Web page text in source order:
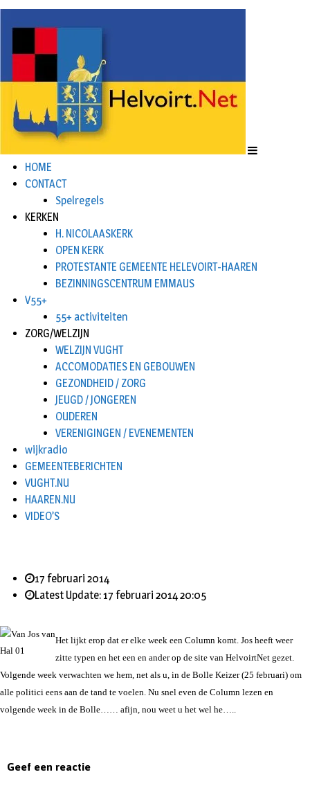
HOME
CONTACT
Spelregels
KERKEN
H. NICOLAASKERK
OPEN KERK
PROTESTANTE GEMEENTE HELEVOIRT-HAAREN
BEZINNINGSCENTRUM EMMAUS
V55+
55+ activiteiten
ZORG/WELZIJN
WELZIJN VUGHT
ACCOMODATIES EN GEBOUWEN
GEZONDHEID / ZORG
JEUGD / JONGEREN
OUDEREN
VERENIGINGEN / EVENEMENTEN
wijkradio
GEMEENTEBERICHTEN
VUGHT.NU
HAAREN.NU
VIDEO’S
17 februari 2014
Latest Update: 17 februari 2014 20:05
Het lijkt erop dat er elke week een Column komt. Jos heeft weer
zitte typen en het een en ander op de site van HelvoirtNet gezet.
Volgende week verwachten we hem, net als u, in de Bolle Keizer (25 februari) om
alle politici eens aan de tand te voelen. Nu snel even de Column lezen en
volgende week in de Bolle…… afijn, nou weet u het wel he…..
Geef een reactie